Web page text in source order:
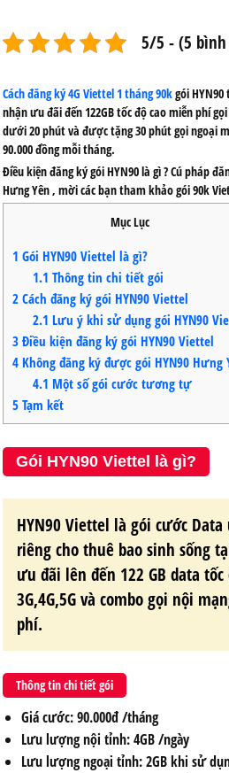
5/5 - (5
Cách đăng ký 4G Viettel 1 tháng 90kgói HYN90
nhận ưu đãi đến122GBtốc độ caomiễn phí
dưới 20 phút và được tặng 30 phút gọi ngoại
90.000 đồng mỗi tháng.
Điều kiệnđăng ký gói HYN90là gì ? Cú pháp
Hưng Yên , mời các bạn tham khảo gói 90k
Mục Lục
1 Gói HYN90 Viettel là gì?
1.1 Thông tin chi tiết gói
2 Cách đăng ký gói HYN90 Viettel
2.1 Lưu ý khi sử dụng gói HYN90
3 Điều kiện đăng ký gói HYN90 Viettel
4 Không đăng ký được gói HYN90 Hưng
4.1 Một số gói cước tương tự
5 Tạm kết
Gói HYN90 Viettel là gì?
HYN90 Viettel là gói cước
riêng cho thuê bao sinh sống
ưu đãi lên đến 122 GB data
3G,4G,5G và combo gọi nội
phí.
Thông tin chi tiết gói
Giá cước: 90.000đ /tháng
Lưu lượng nội tỉnh: 4GB /ngày
Lưu lượng ngoại tỉnh:2GB khi sử